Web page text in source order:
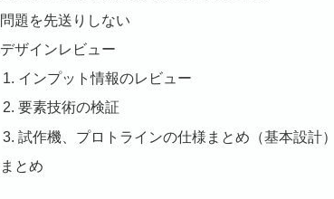
問題を先送りしない
デザインレビュー
インプット情報のレビュー
要素技術の検証
試作機、プロトラインの仕様まとめ（基本設計）
まとめ